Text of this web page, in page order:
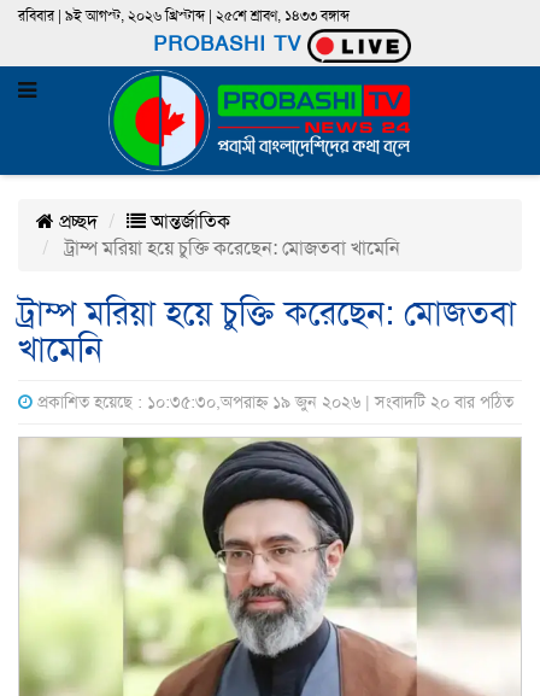
রবিবার | ৯ই আগস্ট, ২০২৬ খ্রিস্টাব্দ | ২৫শে শ্রাবণ, ১৪৩৩ বঙ্গাব্দ
PROBASHI TV
প্রচ্ছদ
আন্তর্জাতিক
ট্রাম্প মরিয়া হয়ে চুক্তি করেছেন: মোজতবা খামেনি
ট্রাম্প মরিয়া হয়ে চুক্তি করেছেন: মোজতবা
খামেনি
প্রকাশিত হয়েছে : ১০:৩৫:৩০,অপরাহ্ন ১৯ জুন ২০২৬ | সংবাদটি ২০ বার পঠিত